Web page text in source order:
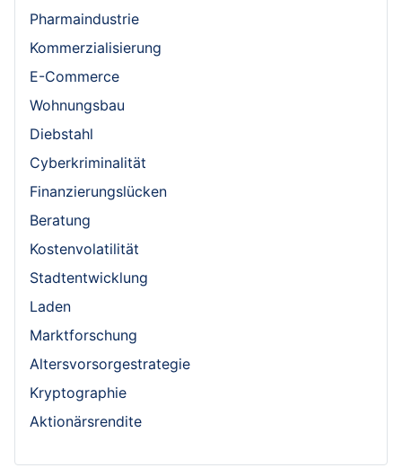
Pharmaindustrie
Kommerzialisierung
E-Commerce
Wohnungsbau
Diebstahl
Cyberkriminalität
Finanzierungslücken
Beratung
Kostenvolatilität
Stadtentwicklung
Laden
Marktforschung
Altersvorsorgestrategie
Kryptographie
Aktionärsrendite